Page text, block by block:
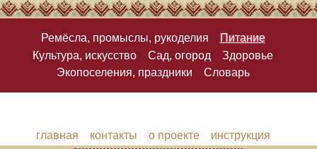
Ремёсла, промыслы, рукоделия
Питание
Культура, искусство
Сад, огород
Здоровье
Экопоселения, праздники
Словарь
главная контакты о проекте инструкция